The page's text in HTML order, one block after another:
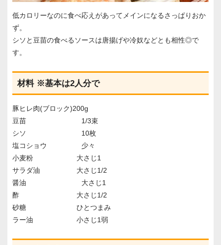
低カロリーなのに食べ応えがあってメインになるさっぱりおか
ず。
シソと豆苗の食べるソースは唐揚げや冷奴などとも相性◎で
す。
材料 ※基本は2人分で
豚ヒレ肉(ブロック)200g
豆苗 1/3束
シソ 10枚
塩コショウ 少々
小麦粉 大さじ1
サラダ油 大さじ1/2
醤油 大さじ1
酢 大さじ1/2
砂糖 ひとつまみ
ラー油 小さじ1弱